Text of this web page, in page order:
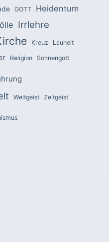
GOTT Heidentum
Irrlehre
Kreuz Lauheit
Religion Sonnengott
Weltgeist Zeitgeist